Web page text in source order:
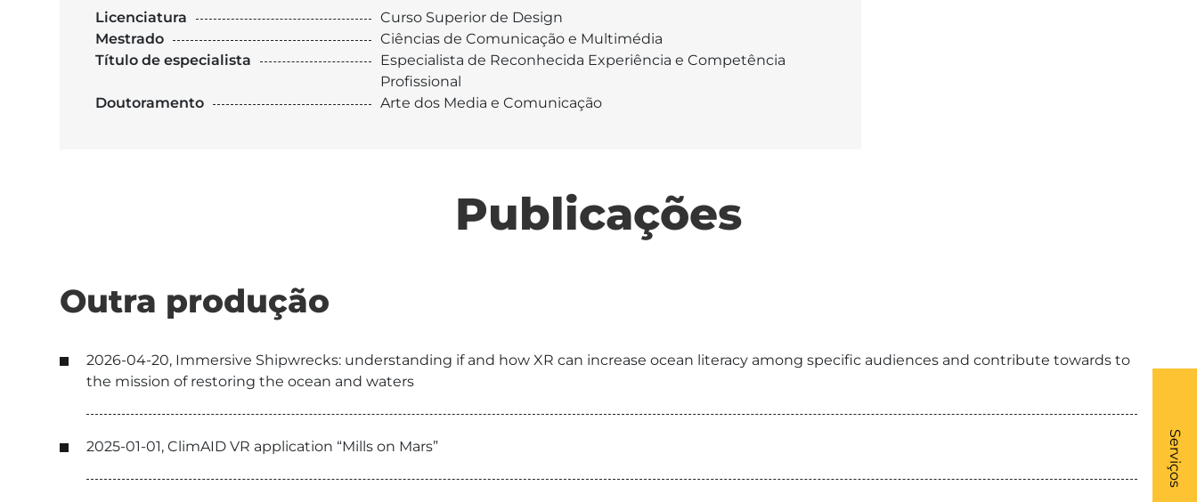
Serviços
-
Licenciatura
Curso Superior de Design
Mestrado
Ciências de Comunicação e Multimédia
Título de especialista
Especialista de Reconhecida Experiência e Competência
Profissional
Doutoramento
Arte dos Media e Comunicação
Publicações
Outra produção
2026-04-20, Immersive Shipwrecks: understanding if and how XR can increase ocean literacy among specific audiences and contribute towards to
the mission of restoring the ocean and waters
2025-01-01, ClimAID VR application “Mills on Mars”